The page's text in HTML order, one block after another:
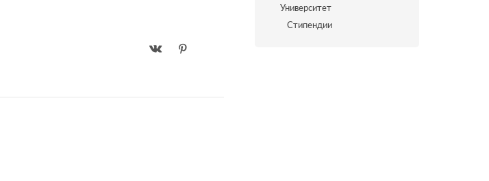
Университет
Стипендии